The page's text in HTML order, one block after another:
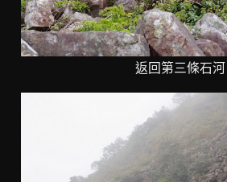
返回第三條石河